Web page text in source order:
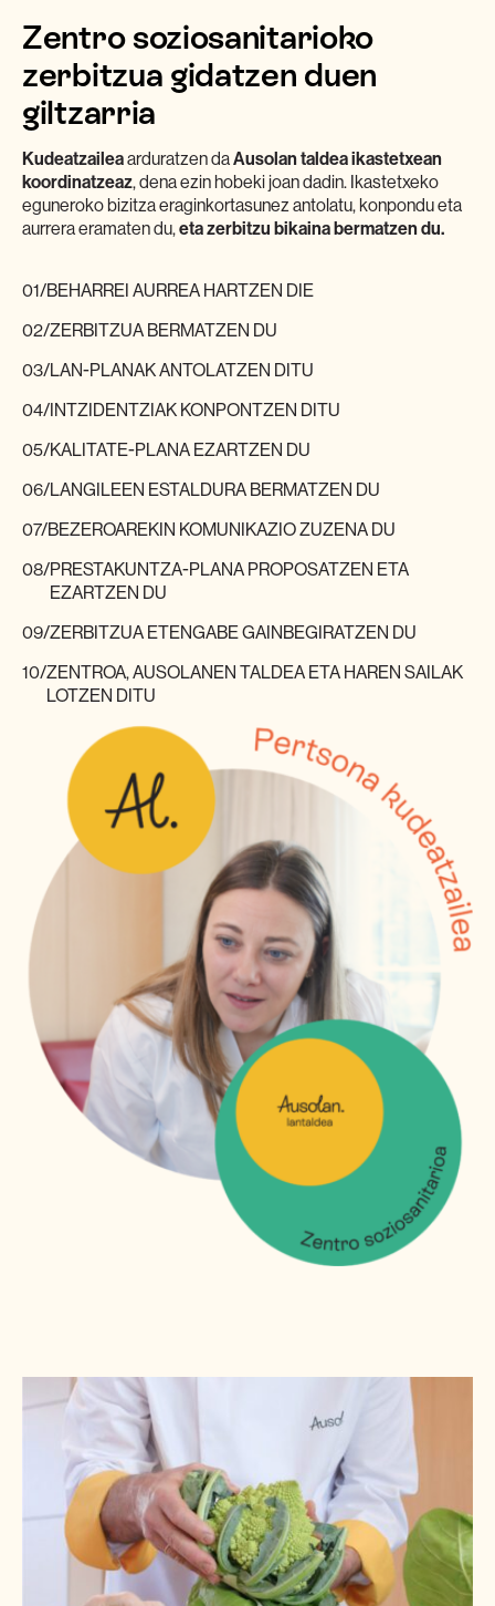
Zentro soziosanitarioko
zerbitzua gidatzen duen
giltzarria
Kudeatzaileaarduratzen daAusolan taldea ikastetxean
koordinatzeaz, dena ezin hobeki joan dadin. Ikastetxeko
eguneroko bizitza eraginkortasunez antolatu, konpondu eta
aurrera eramaten du,eta zerbitzu bikaina bermatzen du.
01/BEHARREI AURREA HARTZEN DIE
02/ZERBITZUA BERMATZEN DU
03/LAN-PLANAK ANTOLATZEN DITU
04/ INTZIDENTZIAK KONPONTZEN DITU
05/KALITATE-PLANA EZARTZEN DU
06/LANGILEEN ESTALDURA BERMATZEN DU
07/BEZEROAREKIN KOMUNIKAZIO ZUZENA DU
08/PRESTAKUNTZA-PLANA PROPOSATZEN ETA
EZARTZEN DU
09/ZERBITZUA ETENGABE GAINBEGIRATZEN DU
10/ZENTROA, AUSOLANEN TALDEA ETA HAREN SAILAK
LOTZEN DITU